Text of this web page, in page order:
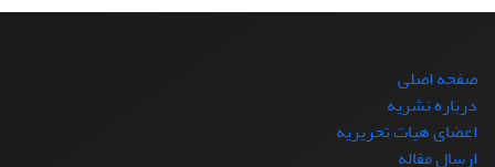
صفحه اصلی
درباره نشریه
اعضای هیات تحریریه
ارسال مقاله